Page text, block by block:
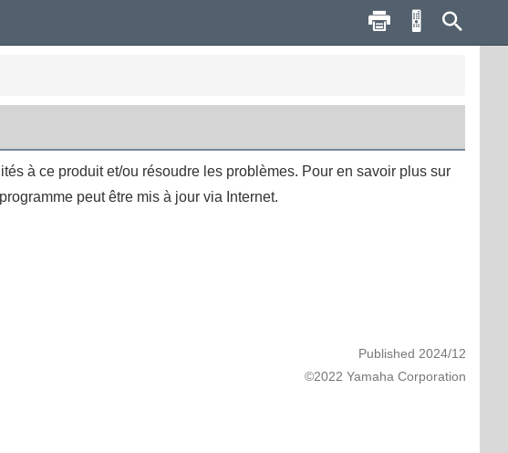
à ce produit et/ou résoudre les problèmes. Pour en savoir plus sur
peut être mis à jour via Internet.
Published 2024/12
©2022 Yamaha Corporation